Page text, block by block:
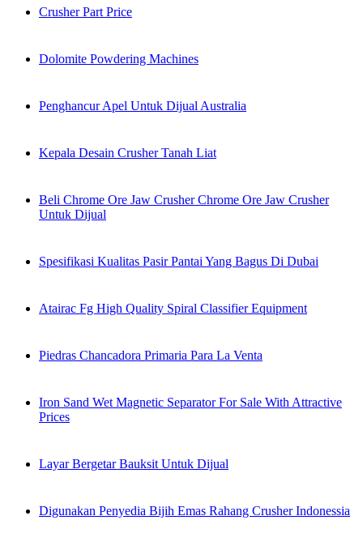
Crusher Part Price
Dolomite Powdering Machines
Penghancur Apel Untuk Dijual Australia
Kepala Desain Crusher Tanah Liat
Beli Chrome Ore Jaw Crusher Chrome Ore Jaw Crusher
Untuk Dijual
Spesifikasi Kualitas Pasir Pantai Yang Bagus Di Dubai
Atairac Fg High Quality Spiral Classifier Equipment
Piedras Chancadora Primaria Para La Venta
Iron Sand Wet Magnetic Separator For Sale With Attractive
Prices
Layar Bergetar Bauksit Untuk Dijual
Digunakan Penyedia Bijih Emas Rahang Crusher Indonessia